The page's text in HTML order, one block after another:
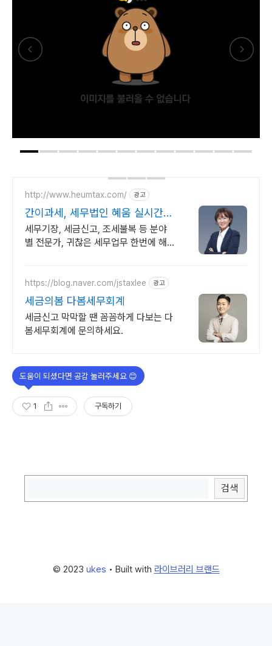
http://www.heumtax.com/ 광고
간이과세, 세무법인 혜움 실시간
카톡 상담 지원
세무기장, 세금신고, 조세불복 등 분야
별 전문가, 귀찮은 세무업무 한번에 해
https://blog.naver.com/jstaxlee 광고
세금의봄 다봄세무회계
세금신고 막막할 땐 꼼꼼하게 다보는 다
봄세무회계에 문의하세요.
1 구독하기
© 2023 ukes • Built with 라이브러리 브랜드